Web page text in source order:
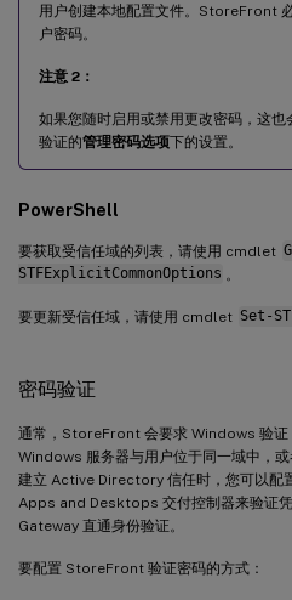
用户创建本地配置文件。StoreFront
户密码。
注意 2：
如果您随时启用或禁用更改密码，这也
验证的管理密码选项下的设置。
PowerShell
要获取受信任域的列表，请使用 cmdlet
STFExplicitCommonOptions 。
要更新受信任域，请使用 cmdlet Set-
密码验证
通常，StoreFront 会要求 Windows 验
Windows 服务器与用户位于同一域中，
建立 Active Directory 信任时，您可以
Apps and Desktops 交付控制器来验证
Gateway 直通身份验证。
要配置 StoreFront 验证密码的方式：